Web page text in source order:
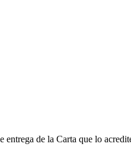
de la Carta que lo